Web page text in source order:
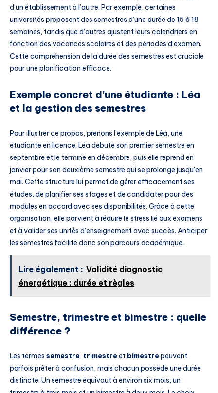
d’un établissement à l’autre. Par exemple, certaines
universités proposent des semestres d’une durée de 15 à 18
semaines, tandis que d’autres ajustent leurs calendriers en
fonction des vacances scolaires et des périodes d’examen.
Cette compréhension de la durée des semestres est cruciale
pour une planification efficace.
Exemple concret d’une étudiante : Léa
et la gestion des semestres
Pour illustrer ce propos, prenons l’exemple de Léa, une
étudiante en licence. Léa débute son premier semestre en
septembre et le termine en décembre, puis elle reprend en
janvier pour son deuxième semestre qui se prolonge jusqu’en
mai. Cette structure lui permet de gérer efficacement ses
études, de planifier ses stages et de candidater pour des
modules en accord avec ses disponibilités. Grâce à cette
organisation, elle parvient à réduire le stress lié aux examens
et à valider ses unités d’enseignement avec succès. Anticiper
les semestres facilite donc son parcours académique.
Lire également : Validité diagnostic
énergétique : durée et règles
Semestre, trimestre et bimestre : quelle
différence ?
Les termes semestre, trimestreet bimestrepeuvent
parfois prêter à confusion, mais chacun possède une durée
distincte. Un semestre équivaut à environ six mois, un